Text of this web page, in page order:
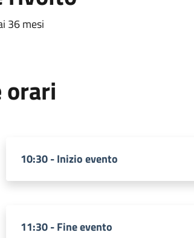
36 mesi
orari
10:30 - Inizio evento
11:30 - Fine evento